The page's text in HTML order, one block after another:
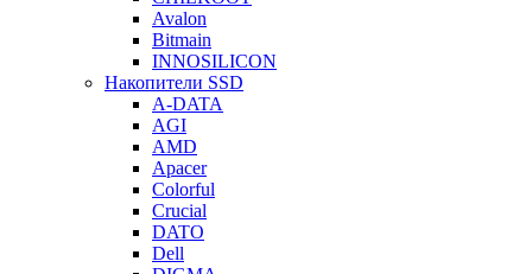
Avalon
Bitmain
INNOSILICON
Накопители SSD
A-DATA
AGI
AMD
Apacer
Colorful
Crucial
DATO
Dell